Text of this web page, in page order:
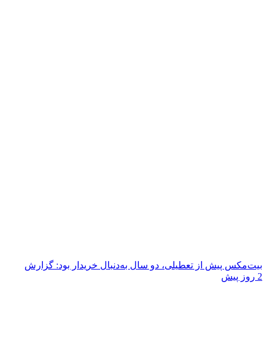
بیت‌مکس پیش از تعطیلی، دو سال به‌دنبال خریدار بود: گزارش
2 روز پیش